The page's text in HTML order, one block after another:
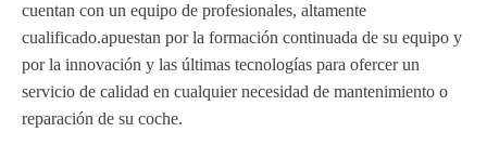
cuentan con un equipo de profesionales, altamente
cualificado.apuestan por la formación continuada de su equipo y
por la innovación y las últimas tecnologías para ofercer un
servicio de calidad en cualquier necesidad de mantenimiento o
reparación de su coche.